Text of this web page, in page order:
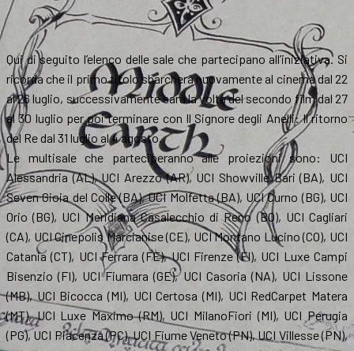
Qui di seguito l’elenco delle sale che partecipano all’iniziativa. Si
ricorda che il primo titolo sbarcherà nuovamente al cinema dal 22
al 26 luglio, successivamente sarà la volta del secondo film dal 27
al 30 luglio per poi terminare con Il Signore degli Anelli: Il ritorno
del Re dal 31 luglio al 4 agosto.
Le multisale che parteciperanno alle proiezioni sono: UCI
Alessandria (AL), UCI Arezzo (AR), UCI Showville Bari (BA), UCI
Seven Gioia del Colle (BA), UCI Molfetta (BA), UCI Curno (BG), UCI
Orio (BG), UCI Meridiana Casalecchio di Reno (BO), UCI Cagliari
(CA), UCI Cinepolis Marcianise (CE), UCI Montano Lucino (CO), UCI
Catania (CT), UCI Ferrara (FE), UCI Firenze (FI), UCI Luxe Campi
Bisenzio (FI), UCI Fiumara (GE), UCI Casoria (NA), UCI Lissone
(MB), UCI Bicocca (MI), UCI Certosa (MI), UCI RedCarpet Matera
(MT), UCI Luxe Maximo (RM), UCI MilanoFiori (MI), UCI Perugia
(PG), UCI Piacenza (PC), UCI Fiume Veneto (PN), UCI Villesse (PN),